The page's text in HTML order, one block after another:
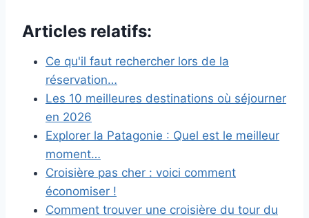
Articles relatifs:
Ce qu'il faut rechercher lors de la
réservation…
Les 10 meilleures destinations où séjourner
en 2026
Explorer la Patagonie : Quel est le meilleur
moment…
Croisière pas cher : voici comment
économiser !
Comment trouver une croisière du tour du